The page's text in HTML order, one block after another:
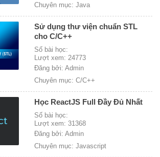
Chuyên mục: Java
Sử dụng thư viện chuẩn STL
cho C/C++
Số bài học:
Lượt xem: 24773
Đăng bởi: Admin
Chuyên mục: C/C++
Học ReactJS Full Đầy Đủ Nhất
Số bài học:
Lượt xem: 31368
Đăng bởi: Admin
Chuyên mục: Javascript